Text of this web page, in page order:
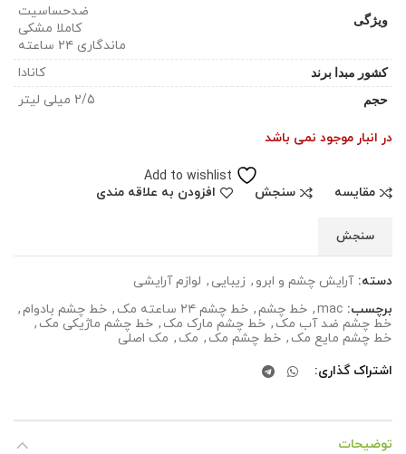
ویژگی
ضدحساسیت
کاملا مشکی
ماندگاری ۲۴ ساعته
کشور مبدا برند کانادا
حجم 2/5 میلی لیتر
در انبار موجود نمی باشد
Add to wishlist
مقایسه
سنجش افزودن به علاقه مندی
سنجش
دسته: آرایش چشم و ابرو , زیبایی , لوازم آرایشی
برچسب: mac
, خط چشم, خط چشم ۲۴ ساعته مک , خط چشم بادوام,
خط چشم ضد آب مک , خط چشم مارک مک , خط چشم ماژیکی مک ,
خط چشم مایع مک , خط چشم مک , مک , مک اصلی
اشتراک گذاری
توضیحات